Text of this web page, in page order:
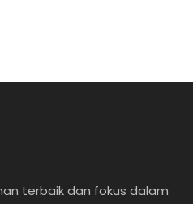
terbaik dan fokus dalam